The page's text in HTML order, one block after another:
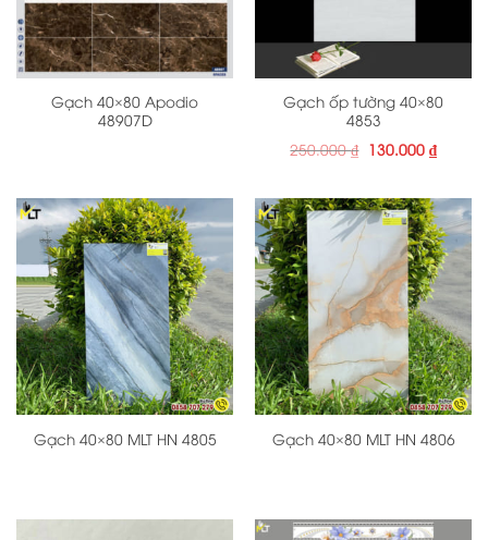
Gạch 40×80 Apodio
48907D
Gạch ốp tường 40×80
4853
250.000₫ Giá
gốc
130.000 ₫Giá
hiện
Gạch 40×80 MLT HN 4805 Gạch 40×80 MLT HN 4806